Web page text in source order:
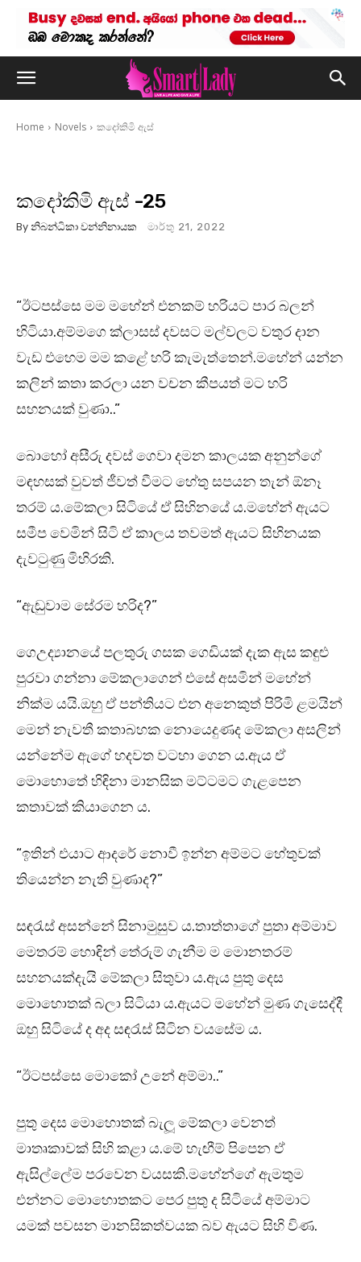
Home Novels කදෝකිමි ඇස්
කදෝකිමි ඇස් -25
By නිබන්ධිකා වන්නිනායක මාර්තු 21, 2022
“ඊටපස්සෙ මම මහේන් එනකම් හරියට පාර බලන්
හිටියා.අම්මගෙ ක්ලාසස් දවසට මල්වලට වතුර දාන
වැඩ එහෙම මම කළේ හරි කැමැත්තෙන්.මහේන් යන්න
කලින් කතා කරලා යන වචන කීපයත් මට හරි
සහනයක් වුණා..”
බොහෝ අසීරු දවස් ගෙවා දමන කාලයක අනුන්ගේ
මඳහසක් වුවත් ජීවත් වීමට හේතු සපයන තැන් ඕනෑ
තරම් ය.මේකලා සිටියේ ඒ සිහිනයේ ය.මහේන් ඇයට
සමීප වෙමින් සිටි ඒ කාලය තවමත් ඇයට සිහිනයක
දැවටුණු මිහිරකි.
“ඇඬුවාම සේරම හරිද?”
ගෙඋද්‍යානයේ පලතුරු ගසක ගෙඩියක් දැක ඇස කඳුළු
පුරවා ගන්නා මේකලාගෙන් එසේ අසමින් මහේන්
නික්ම යයි.ඔහු ඒ පන්තියට එන අනෙකුත් පිරිමි ළමයින්
මෙන් නැවතී කතාබහක නොයෙදුණද මේකලා අසලින්
යන්නේම ඇගේ හදවත වටහා ගෙන ය.ඇය ඒ
මොහොතේ හිඳිනා මානසික මට්ටමට ගැළපෙන
කතාවක් කියාගෙන ය.
“ඉතින් එයාට ආදරේ නොවී ඉන්න අම්මට හේතුවක්
තියෙන්න නැති වුණාද?”
සඳරැස් අසන්නේ සිනාමුසුව ය.තාත්තාගේ පුතා අම්මාව
මෙතරම් හොඳින් තේරුම් ගැනීම ම මොනතරම්
සහනයක්දැයි මේකලා සිතුවා ය.ඇය පුතු දෙස
මොහොතක් බලා සිටියා ය.ඇයට මහේන් මුණ ගැසෙද්දී
ඔහු සිටියේ ද අද සඳරැස් සිටින වයසේම ය.
“ඊටපස්සෙ මොකෝ උනේ අම්මා..”
පුතු දෙස මොහොතක් බැලූ මේකලා වෙනත්
මාතෘකාවක් සිහි කළා ය.මේ හැඟීම් පිපෙන ඒ
ඇසිල්ලේම පරවෙන වයසකි.මහේන්ගේ ඇමතුම
එන්නට මොහොතකට පෙර පුතු ද සිටියේ අම්මාට
යමක් පවසන මානසිකත්වයක බව ඇයට සිහි විණ.